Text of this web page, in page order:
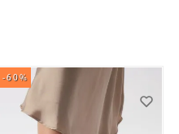
-60%